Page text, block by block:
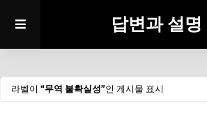
답변과 설명
라벨이 무역 불확실성 인 게시물 표시